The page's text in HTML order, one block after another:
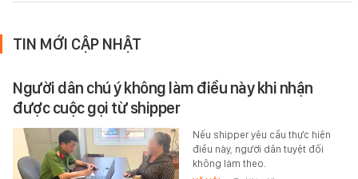
TIN MỚI CẬP NHẬT
Người dân chú ý không làm điều này khi nhận
được cuộc gọi từ shipper
Nếu shipper yêu cầu thực hiện
điều này, người dân tuyệt đối
không làm theo.